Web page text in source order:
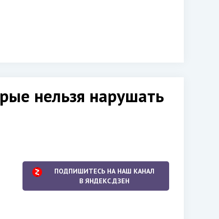
нельзя нарушать
ПОДПИШИТЕСЬ НА НАШ КАНАЛ
В ЯНДЕКС.ДЗЕН